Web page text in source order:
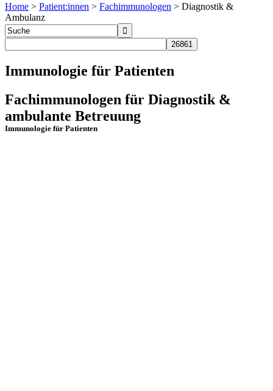
Home > Patient:innen > Fachimmunologen > Diagnostik &
Ambulanz
Immunologie für Patienten
Fachimmunologen für Diagnostik &
ambulante Betreuung
Immunologie für Patienten